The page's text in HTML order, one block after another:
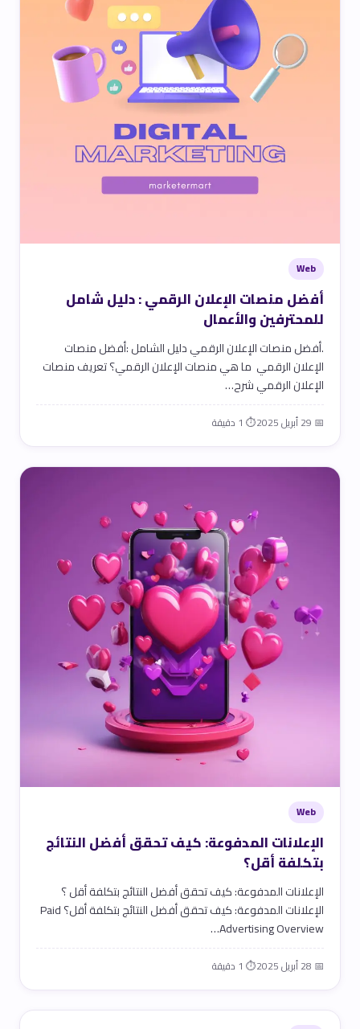
Web
أفضل منصات الإعلان الرقمي : دليل شامل
للمحترفين والأعمال
.أفضل منصات الإعلان الرقمي دليل الشامل :أفضل منصات
الإعلان الرقمي ما هي منصات الإعلان الرقمي؟ تعريف منصات
الإعلان الرقمي شرح…
📅 29 أبريل 2025 ⏱ 1 دقيقة
Web
الإعلانات المدفوعة: كيف تحقق أفضل النتائج
بتكلفة أقل؟
الإعلانات المدفوعة: كيف تحقق أفضل النتائج بتكلفة أقل ؟
الإعلانات المدفوعة: كيف تحقق أفضل النتائج بتكلفة أقل؟ Paid
Advertising Overview…
📅 28 أبريل 2025 ⏱ 1 دقيقة